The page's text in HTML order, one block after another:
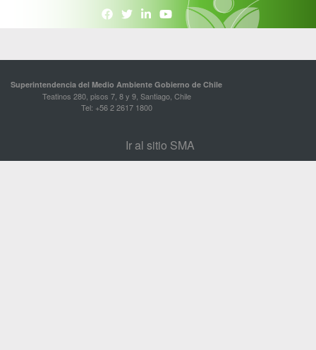
Superintendencia del Medio Ambiente Gobierno de Chile
Teatinos 280, pisos 7, 8 y 9, Santiago, Chile
Tel: +56 2 2617 1800
Ir al sitio SMA